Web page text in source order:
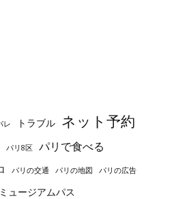
レ トラブル ネット予約
パリ8区 パリで食べる
パリの交通 パリの地図 パリの広告
ュージアムパス